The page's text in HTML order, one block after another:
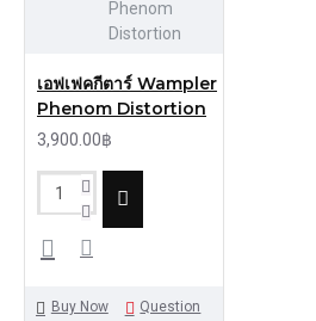
Phenom
Distortion
เอฟเฟคกีตาร์ Wampler
Phenom Distortion
3,900.00฿
Buy Now Question